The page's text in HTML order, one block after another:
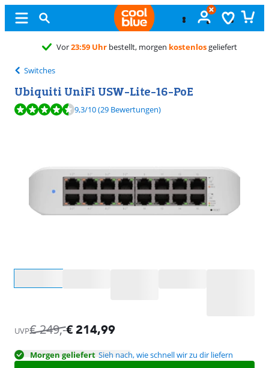
Kostenlosumtauschen
Switches
Ubiquiti UniFi USW-Lite-16-PoE
Bewertet mit 9,3 von 10, basierend auf 29 Bewertungen.
9,3/10(29 Bewertungen)
UVP€249,-€ 214,99
Morgen geliefert Sieh nach, wie schnell wir zu dir liefern